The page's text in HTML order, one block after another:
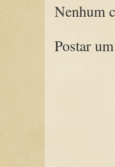
Nenhum
Postar